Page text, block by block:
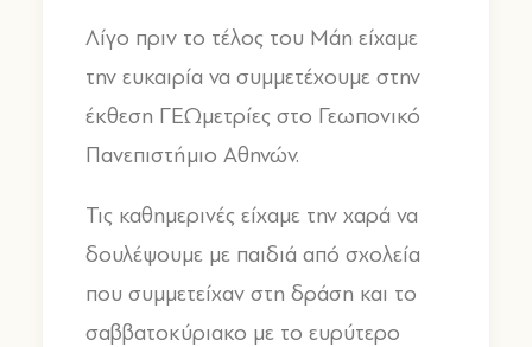
Λίγο πριν το τέλος του Μάη είχαμε
την ευκαιρία να συμμετέχουμε στην
έκθεση ΓΕΩμετρίες στο Γεωπονικό
Πανεπιστήμιο Αθηνών.
Τις καθημερινές είχαμε την χαρά να
δουλέψουμε με παιδιά από σχολεία
που συμμετείχαν στη δράση και το
σαββατοκύριακο με το ευρύτερο